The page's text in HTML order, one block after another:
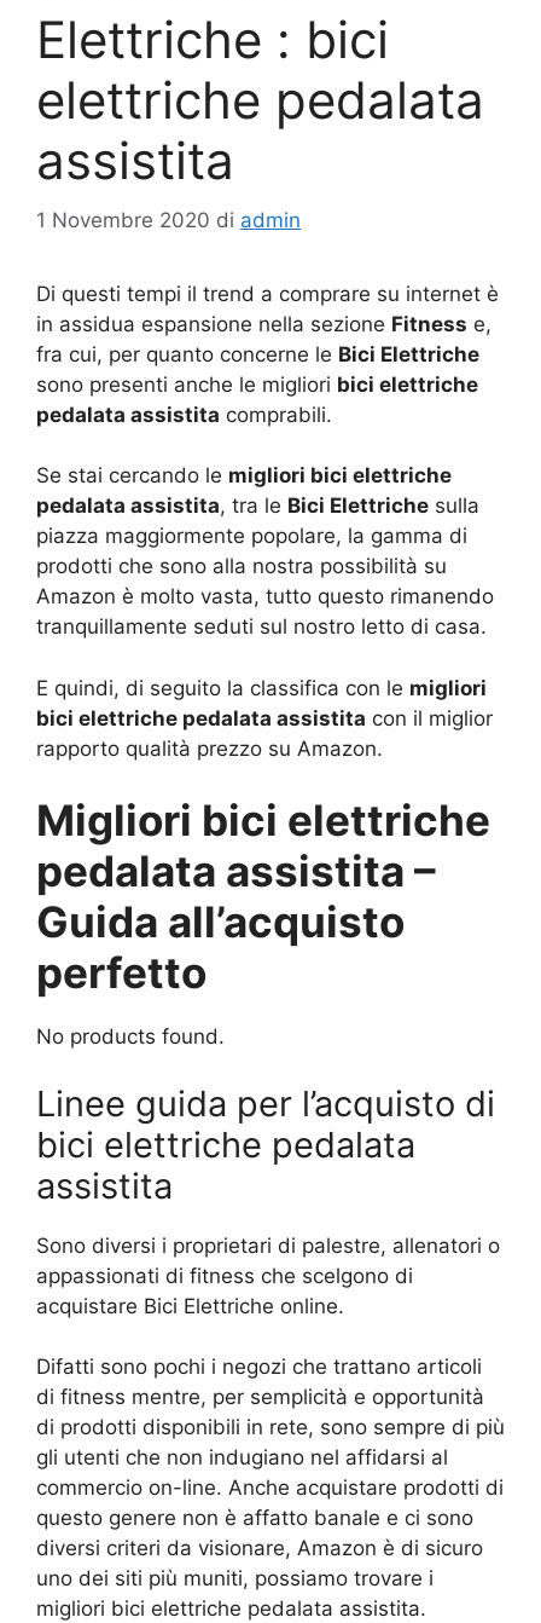
Elettriche : bici
elettriche pedalata
assistita
1 Novembre 2020 di admin
Di questi tempi il trend a comprare su internet è
in assidua espansione nella sezione Fitness e,
fra cui, per quanto concerne le Bici Elettriche
sono presenti anche le migliori bici elettriche
pedalata assistita comprabili.
Se stai cercando le migliori bici elettriche
pedalata assistita, tra le Bici Elettriche sulla
piazza maggiormente popolare, la gamma di
prodotti che sono alla nostra possibilità su
Amazon è molto vasta, tutto questo rimanendo
tranquillamente seduti sul nostro letto di casa.
E quindi, di seguito la classifica con le migliori
bici elettriche pedalata assistita con il miglior
rapporto qualità prezzo su Amazon.
Migliori bici elettriche
pedalata assistita –
Guida all’acquisto
perfetto
No products found.
Linee guida per l’acquisto di
bici elettriche pedalata
assistita
Sono diversi i proprietari di palestre, allenatori o
appassionati di fitness che scelgono di
acquistare Bici Elettriche online.
Difatti sono pochi i negozi che trattano articoli
di fitness mentre, per semplicità e opportunità
di prodotti disponibili in rete, sono sempre di più
gli utenti che non indugiano nel affidarsi al
commercio on-line. Anche acquistare prodotti di
questo genere non è affatto banale e ci sono
diversi criteri da visionare, Amazon è di sicuro
uno dei siti più muniti, possiamo trovare i
migliori bici elettriche pedalata assistita.